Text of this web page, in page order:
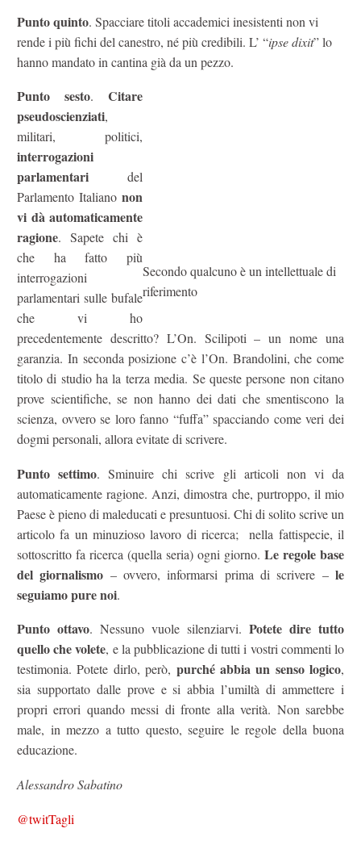
Punto quinto. Spacciare titoli accademici inesistenti non vi
rende i più fichi del canestro, né più credibili. L’ “ipse dixit” lo
hanno mandato in cantina già da un pezzo.
Secondo qualcuno è un intellettuale di
riferimento
Punto sesto. Citare
pseudoscienziati,
militari, politici,
interrogazioni
parlamentari del
Parlamento Italiano non
vi dà automaticamente
ragione. Sapete chi è
che ha fatto più
interrogazioni
parlamentari sulle bufale
che vi ho
precedentemente descritto? L’On. Scilipoti – un nome una
garanzia. In seconda posizione c’è l’On. Brandolini, che come
titolo di studio ha la terza media. Se queste persone non citano
prove scientifiche, se non hanno dei dati che smentiscono la
scienza, ovvero se loro fanno “fuffa” spacciando come veri dei
dogmi personali, allora evitate di scrivere.
Punto settimo. Sminuire chi scrive gli articoli non vi da
automaticamente ragione. Anzi, dimostra che, purtroppo, il mio
Paese è pieno di maleducati e presuntuosi. Chi di solito scrive un
articolo fa un minuzioso lavoro di ricerca; nella fattispecie, il
sottoscritto fa ricerca (quella seria) ogni giorno. Le regole base
del giornalismo – ovvero, informarsi prima di scrivere –le
seguiamo pure noi.
Punto ottavo. Nessuno vuole silenziarvi. Potete dire tutto
quello che volete, e la pubblicazione di tutti i vostri commenti lo
testimonia. Potete dirlo, però, purché abbia un senso logico,
sia supportato dalle prove e si abbia l’umiltà di ammettere i
propri errori quando messi di fronte alla verità. Non sarebbe
male, in mezzo a tutto questo, seguire le regole della buona
educazione.
Alessandro Sabatino
@twitTagli